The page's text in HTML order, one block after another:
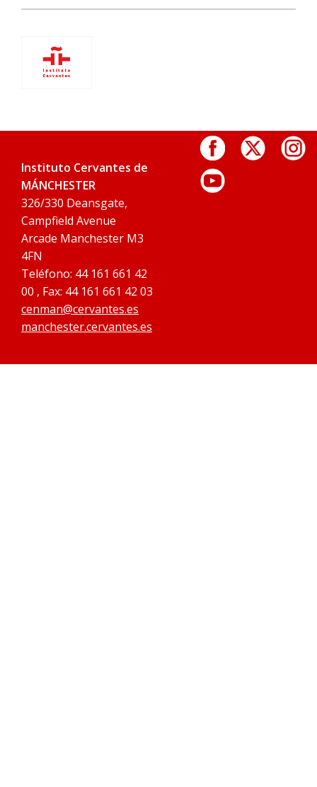
Instituto Cervantes de
MÁNCHESTER
326/330 Deansgate,
Campfield Avenue
Arcade Manchester M3
4FN
Teléfono: 44 161 661 42
00 , Fax: 44 161 661 42 03
cenman@cervantes.es
manchester.cervantes.es